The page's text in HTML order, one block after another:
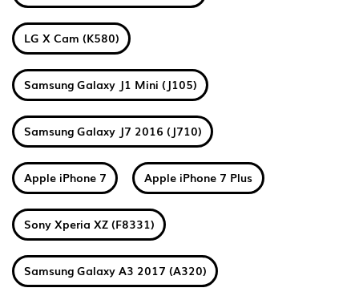
LG X Cam (K580)
Samsung Galaxy J1 Mini (J105)
Samsung Galaxy J7 2016 (J710)
Apple iPhone 7 Apple iPhone 7 Plus
Sony Xperia XZ (F8331)
Samsung Galaxy A3 2017 (A320)